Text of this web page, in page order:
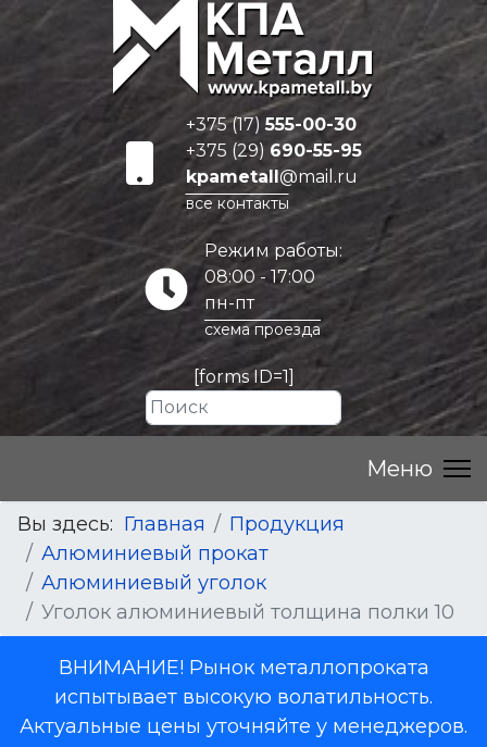
+375 (17)555-00-30
+375 (29) 690-55-95
kpametall@mail.ru
все контакты
Режим работы:
08:00 - 17:00
пн-пт
схема проезда
[forms ID=1]
Вы здесь: Главная
Продукция
Алюминиевый прокат
Алюминиевый уголок
Уголок алюминиевый толщина полки 10
ВНИМАНИЕ! Рынок металлопроката
испытывает высокую волатильность.
Актуальные цены уточняйте у менеджеров.